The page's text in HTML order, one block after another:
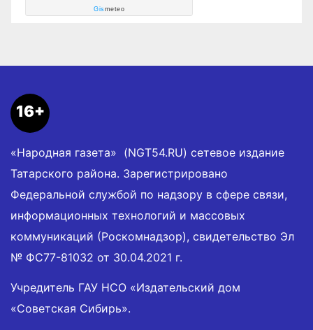
Gismeteo
16+
«Народная газета» (NGT54.RU) сетевое издание
Татарского района. Зарегистрировано
Федеральной службой по надзору в сфере связи,
информационных технологий и массовых
коммуникаций (Роскомнадзор), свидетельство Эл
№ ФС77-81032 от 30.04.2021 г.
Учредитель ГАУ НСО «Издательский дом
«Советская Сибирь».